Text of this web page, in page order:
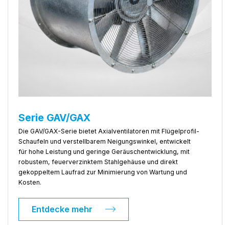
Serie GAV/GAX
Die GAV/GAX-Serie bietet Axialventilatoren mit Flügelprofil-
Schaufeln und verstellbarem Neigungswinkel, entwickelt
für hohe Leistung und geringe Geräuschentwicklung, mit
robustem, feuerverzinktem Stahlgehäuse und direkt
gekoppeltem Laufrad zur Minimierung von Wartung und
Kosten.
Entdecke mehr